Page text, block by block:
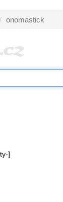
onomastick
]